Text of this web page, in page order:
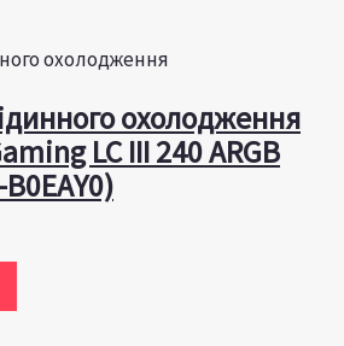
охолодження
охолодження
LC III 240 ARGB